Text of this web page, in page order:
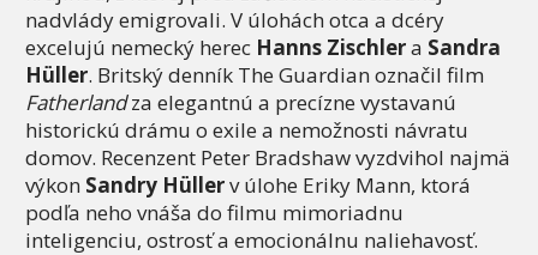
nadvlády emigrovali. V úlohách otca a dcéry
excelujú nemecký herec Hanns Zischlera Sandra
Hüller. Britský denník The Guardian označil film
Fatherlandza elegantnú a precízne vystavanú
historickú drámu o exile a nemožnosti návratu
domov. Recenzent Peter Bradshaw vyzdvihol najmä
výkon Sandry Hüllerv úlohe Eriky Mann, ktorá
podľa neho vnáša do filmu mimoriadnu
inteligenciu, ostrosť a emocionálnu naliehavosť.